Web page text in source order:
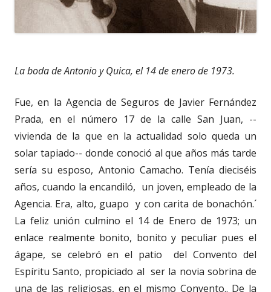
La boda de Antonio y Quica, el 14 de enero de 1973.
Fue, en la Agencia de Seguros de Javier Fernández
Prada, en el número 17 de la calle San Juan, --
vivienda de la que en la actualidad solo queda un
solar tapiado-- donde conoció al que años más tarde
sería su esposo, Antonio Camacho. Tenía dieciséis
años, cuando la encandiló, un joven, empleado de la
Agencia. Era, alto, guapo y con carita de bonachón.´
La feliz unión culmino el 14 de Enero de 1973; un
enlace realmente bonito, bonito y peculiar pues el
ágape, se celebró en el patio del Convento del
Espíritu Santo, propiciado al ser la novia sobrina de
una de las religiosas, en el mismo Convento.. De la